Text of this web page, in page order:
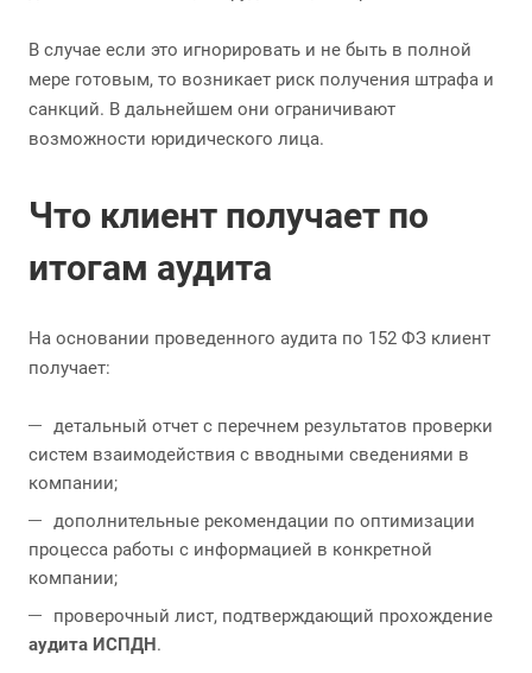
В случае если это игнорировать и не быть в полной
мере готовым, то возникает риск получения штрафа и
санкций. В дальнейшем они ограничивают
возможности юридического лица.
Что клиент получает по
итогам аудита
На основании проведенного аудита по 152 ФЗ клиент
получает:
детальный отчет с перечнем результатов проверки
систем взаимодействия с вводными сведениями в
компании;
дополнительные рекомендации по оптимизации
процесса работы с информацией в конкретной
компании;
проверочный лист, подтверждающий прохождение
аудита ИСПДН .